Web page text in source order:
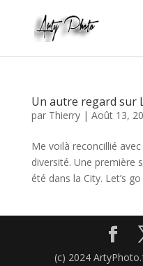
Un autre regard sur
par Thierry| Août 13,
Me voilà reconcillié
diversité. Une première
été dans la City. Let’s
(c) 2024